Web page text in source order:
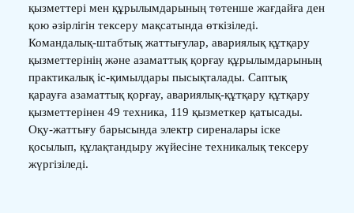
қызметтері мен құрылымдарының төтенше жағдайға ден
қою әзірлігін тексеру мақсатында өткізіледі.
Командалық-штабтық жаттығулар, авариялық құтқару
қызметтерінің және азаматтық қорғау құрылымдарының
практикалық іс-қимылдары пысықталады. Саптық
қарауға азаматтық қорғау, авариялық-құтқару құтқару
қызметтерінен 49 техника, 119 қызметкер қатысады.
Оқу-жаттығу барысында электр сиреналары іске
қосылып, құлақтандыру жүйесіне техникалық тексеру
жүргізіледі.